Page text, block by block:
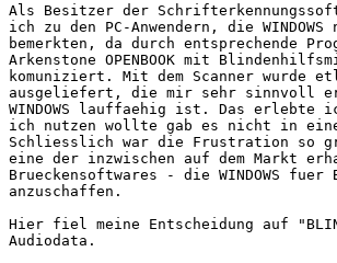
Als Besitzer der
ich zu den PC-Anwendern, die
bemerkten, da durch entsprechende
Arkenstone OPENBOOK mit
komuniziert. Mit dem Scanner wurde
ausgeliefert, die mir sehr sinnvoll
WINDOWS lauffaehig ist. Das
ich nutzen wollte gab es nicht in
Schliesslich war die Frustration so
eine der inzwischen auf dem Markt
Brueckensoftwares - die WINDOWS
anzuschaffen.
Hier fiel meine Entscheidung auf
Audiodata.